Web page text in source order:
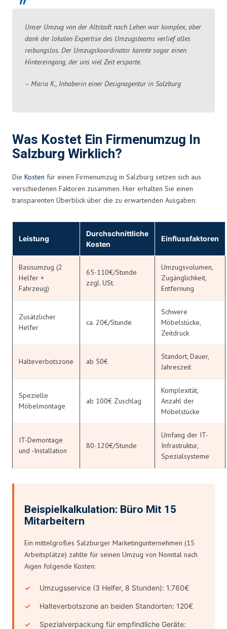
Unser Umzug von der Altstadt nach Lehen war komplex, aber
dank der lokalen Expertise des Umzugsteams verlief alles
reibungslos. Der Umzugskoordinator kannte sogar einen
Hintereingang, der uns viel Zeit ersparte.
– Maria K., Inhaberin einer Designagentur in Salzburg
Was Kostet Ein Firmenumzug In
Salzburg Wirklich?
Die Kosten für einen Firmenumzug in Salzburg setzen sich aus
verschiedenen Faktoren zusammen. Hier erhalten Sie einen
transparenten Überblick über die zu erwartenden Ausgaben:
Leistung
Durchschnittliche
Kosten
Einflussfaktoren
Basisumzug (2
Helfer +
Fahrzeug)
65-110€/Stunde
zzgl. USt.
Umzugsvolumen,
Zugänglichkeit,
Entfernung
Zusätzlicher
Helfer
ca. 20€/Stunde
Schwere
Möbelstücke,
Zeitdruck
Halteverbotszone ab 50€
Standort, Dauer,
Jahreszeit
Spezielle
Möbelmontage
ab 100€ Zuschlag
Komplexität,
Anzahl der
Möbelstücke
IT-Demontage
und -Installation
80-120€/Stunde
Umfang der IT-
Infrastruktur,
Spezialsysteme
Beispielkalkulation: Büro Mit 15
Mitarbeitern
Ein mittelgroßes Salzburger Marketingunternehmen (15
Arbeitsplätze) zahlte für seinen Umzug von Nonntal nach
Aigen folgende Kosten:
Umzugsservice (3 Helfer, 8 Stunden): 1.760€
Halteverbotszone an beiden Standorten: 120€
Spezialverpackung für empfindliche Geräte: